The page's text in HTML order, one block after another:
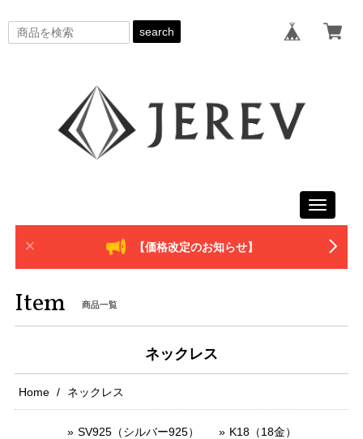
search
Toggle
【価格改定のお知らせ】
Item 商品一覧
ネックレス
Home ネックレス
SV925（シルバー925） K18（18金）